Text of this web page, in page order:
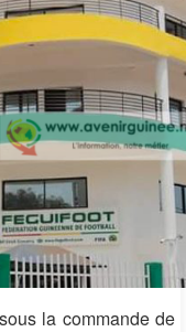
la commande de